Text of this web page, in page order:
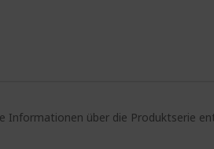
Informationen über die Produktserie